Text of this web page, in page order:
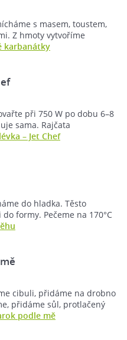
s masem, toustem,
Z hmoty vytvoříme
karbanátky
při 750 W po dobu 6–8
sama. Rajčata
– Jet Chef
do hladka. Těsto
formy. Pečeme na 170°C
cibuli, přidáme na drobno
přidáme sůl, protlačený
podle mě